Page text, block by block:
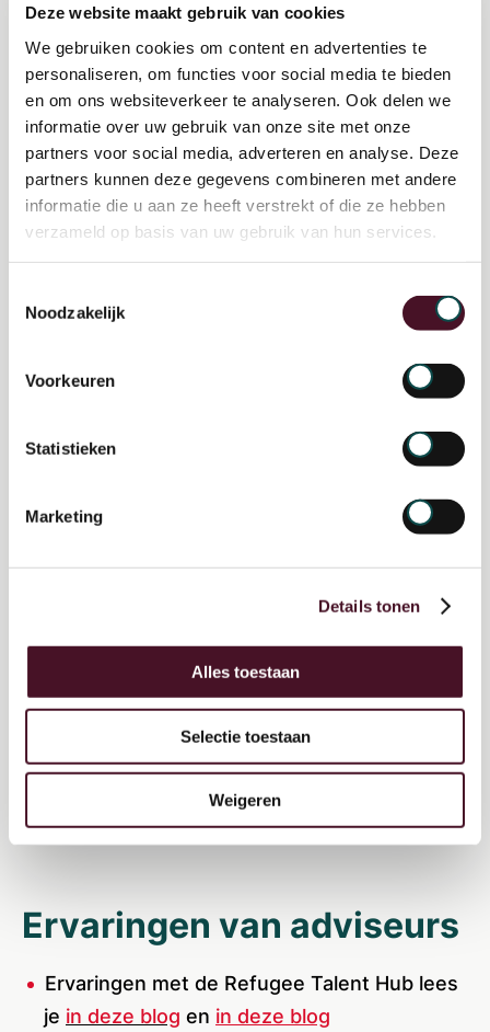
Deze website maakt gebruik van cookies
We gebruiken cookies om content en advertenties te
personaliseren, om functies voor social media te bieden
en om ons websiteverkeer te analyseren. Ook delen we
informatie over uw gebruik van onze site met onze
partners voor social media, adverteren en analyse. Deze
partners kunnen deze gegevens combineren met andere
informatie die u aan ze heeft verstrekt of die ze hebben
verzameld op basis van uw gebruik van hun services.
Noodzakelijk
Voorkeuren
Statistieken
Marketing
Details tonen
Alles toestaan
Selectie toestaan
Weigeren
jongeren van 15-16 jaar in hun
beroeps- en studieoriëntatie.
Ervaringen van adviseurs
Ervaringen met de Refugee Talent Hub lees
je in deze blog en in deze blog